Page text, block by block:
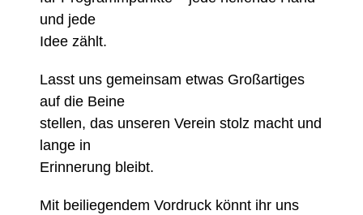
und jede
Idee zählt.
Lasst uns gemeinsam etwas Großartiges
auf die Beine
stellen, das unseren Verein stolz macht und
lange in
Erinnerung bleibt.
Mit beiliegendem Vordruck könnt ihr uns